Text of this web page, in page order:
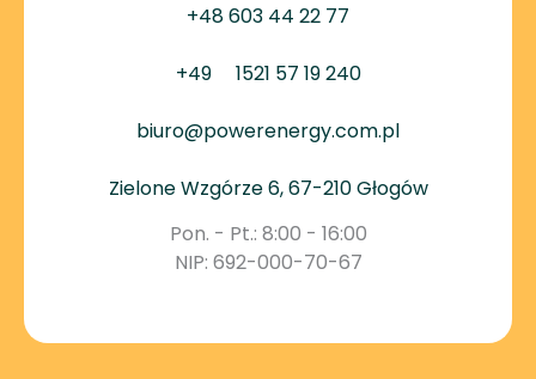
+48 603 44 22 77
+49 1521 57 19 240
biuro@powerenergy.com.pl
Zielone Wzgórze 6, 67-210 Głogów
Pon. - Pt.: 8:00 - 16:00
NIP: 692-000-70-67